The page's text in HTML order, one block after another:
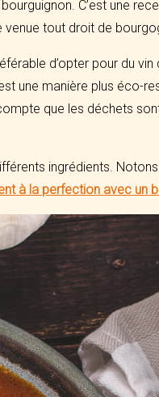
C’est une
tout droit de
d’opter pour du
une manière plus éco-
que les déchets
ingrédients.
à la perfection avec un